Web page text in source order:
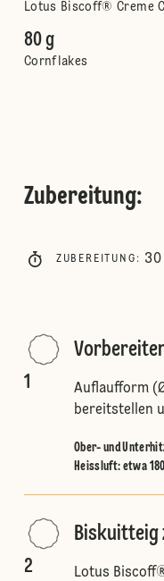
Lotus Biscoff® Creme
80 g
Cornflakes
Zubereitung:
ZUBEREITUNG : 30
1
Auflaufform
bereitstellen
Ober- und
Heissluft: etwa
2
Biskuitteig
Lotus